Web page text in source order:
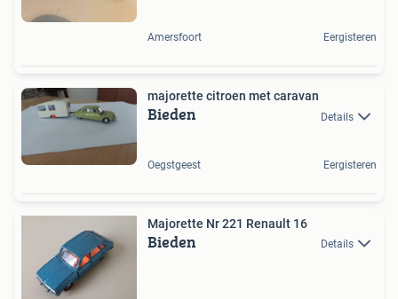
Amersfoort Eergisteren
majorette citroen met caravan
Bieden Details
Oegstgeest Eergisteren
Majorette Nr 221 Renault 16
Bieden Details